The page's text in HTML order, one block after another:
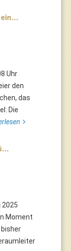
ein…
Uhr
den
das
Die
2025
Moment
bisher